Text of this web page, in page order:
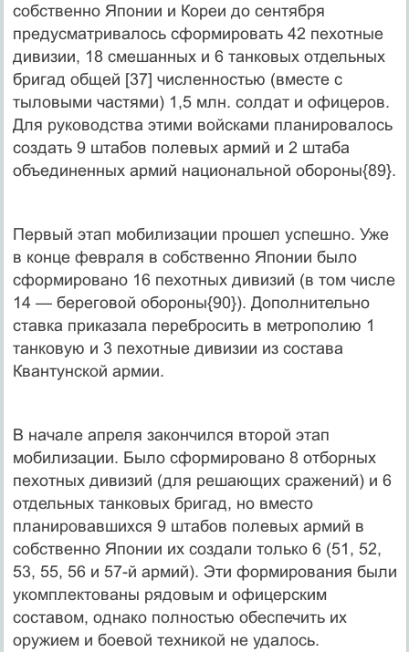
собственно Японии и Кореи до сентября
предусматривалось сформировать 42 пехотные
дивизии, 18 смешанных и 6 танковых отдельных
бригад общей [37] численностью (вместе с
тыловыми частями) 1,5 млн. солдат и офицеров.
Для руководства этими войсками планировалось
создать 9 штабов полевых армий и 2 штаба
объединенных армий национальной обороны{89}.
Первый этап мобилизации прошел успешно. Уже
в конце февраля в собственно Японии было
сформировано 16 пехотных дивизий (в том числе
14 — береговой обороны{90}). Дополнительно
ставка приказала перебросить в метрополию 1
танковую и 3 пехотные дивизии из состава
Квантунской армии.
В начале апреля закончился второй этап
мобилизации. Было сформировано 8 отборных
пехотных дивизий (для решающих сражений) и 6
отдельных танковых бригад, но вместо
планировавшихся 9 штабов полевых армий в
собственно Японии их создали только 6 (51, 52,
53, 55, 56 и 57-й армий). Эти формирования были
укомплектованы рядовым и офицерским
составом, однако полностью обеспечить их
оружием и боевой техникой не удалось.